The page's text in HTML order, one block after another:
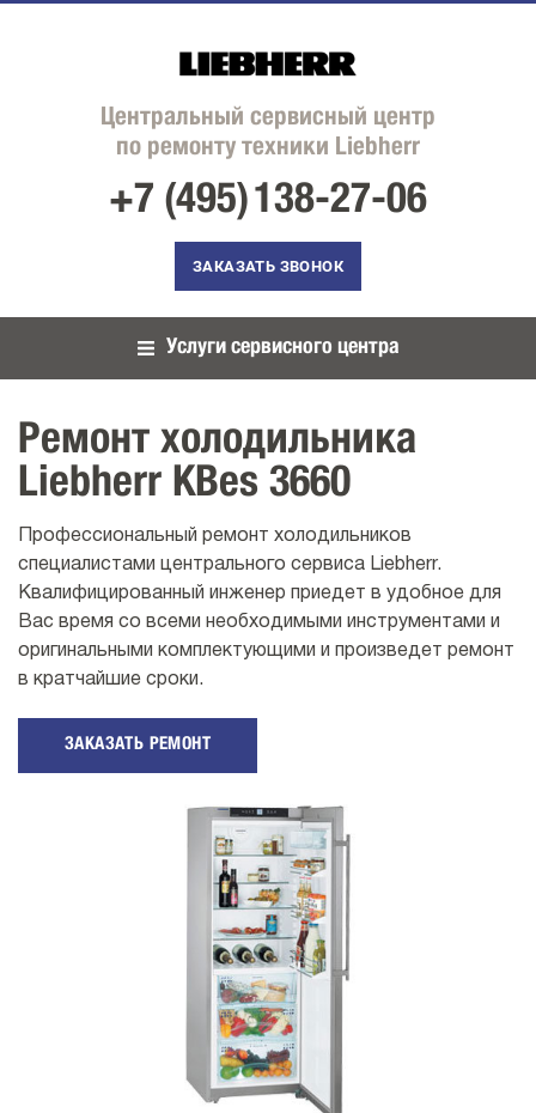
Центральный сервисный центр
по ремонту техники Liebherr
+7 (495)138-27-06
ЗАКАЗАТЬ ЗВОНОК
Услуги сервисного центра
Ремонт холодильника
Liebherr KBes 3660
Профессиональный ремонт холодильников
специалистами центрального сервиса Liebherr.
Квалифицированный инженер приедет в удобное для
Вас время со всеми необходимыми инструментами и
оригинальными комплектующими и произведет ремонт
в кратчайшие сроки.
ЗАКАЗАТЬ РЕМОНТ